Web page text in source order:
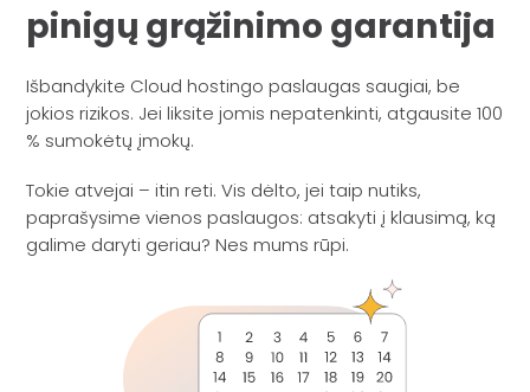
pinigų grąžinimo garantija
Išbandykite Cloud hostingo paslaugas saugiai, be
jokios rizikos. Jei liksite jomis nepatenkinti, atgausite 100
% sumokėtų įmokų.
Tokie atvejai – itin reti. Vis dėlto, jei taip nutiks,
paprašysime vienos paslaugos: atsakyti į klausimą, ką
galime daryti geriau? Nes mums rūpi.